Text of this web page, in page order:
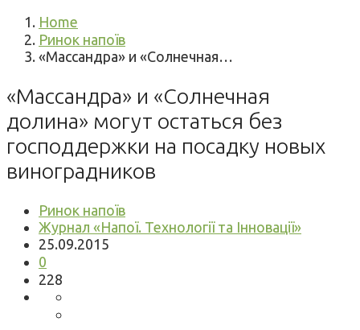
Home
Ринок напоїв
«Массандра» и «Солнечная…
«Массандра» и «Солнечная
долина» могут остаться без
господдержки на посадку новых
виноградников
Ринок напоїв
Журнал «Напої. Технології та Інновації»
25.09.2015
0
228